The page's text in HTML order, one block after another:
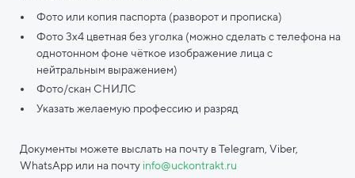
Фото или копия паспорта (разворот и прописка)
Фото 3х4 цветная без уголка (можно сделать с телефона на
однотонном фоне чёткое изображение лица с
нейтральным выражением)
Фото/скан СНИЛС
Указать желаемую профессию и разряд
Документы можете выслать на почту в Telegram, Viber,
WhatsApp или на почту info@uckontrakt.ru